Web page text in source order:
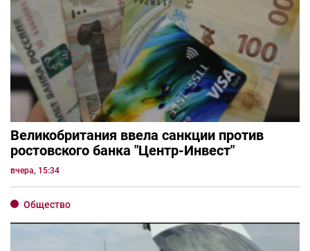
Великобритания ввела санкции против
ростовского банка "Центр-Инвест"
вчера, 15:34
Общество